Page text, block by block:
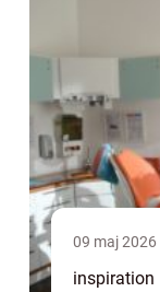
09 maj 2026
inspiration